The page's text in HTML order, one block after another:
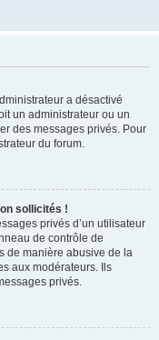
a désactivé
un administrateur ou un
des messages privés. Pour
du forum.
sollicités !
privés d’un utilisateur
de contrôle de
de manière abusive de la
aux modérateurs. Ils
privés.